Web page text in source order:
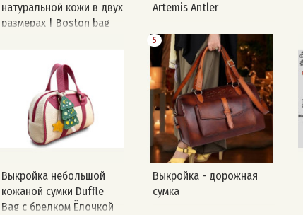
натуральной кожи в двух
размерах | Boston bag
Artemis Antler
Выкройка небольшой
кожаной сумки Duffle
Bag с брелком Ёлочкой
5
Выкройка - дорожная
сумка